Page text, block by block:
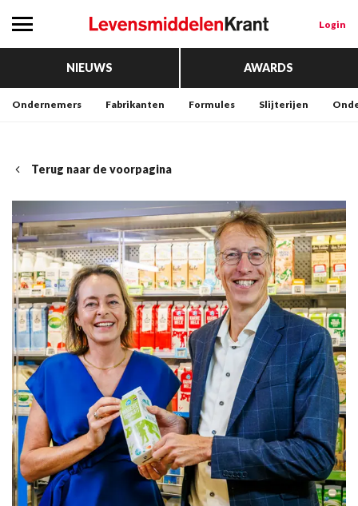
Login
NIEUWS AWARDS
Ondernemers Fabrikanten Formules Slijterijen
Terug naar de voorpagina